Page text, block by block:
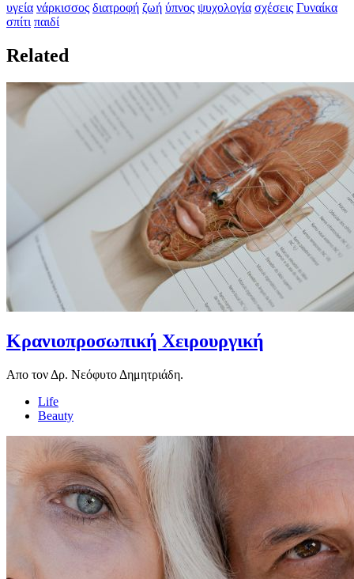
υγεία νάρκισσος διατροφή ζωή ύπνος ψυχολογία σχέσεις Γυναίκα
σπίτι παιδί
Related
Κρανιοπροσωπική Χειρουργική
Απο τον Δρ. Νεόφυτο Δημητριάδη.
Life
Beauty